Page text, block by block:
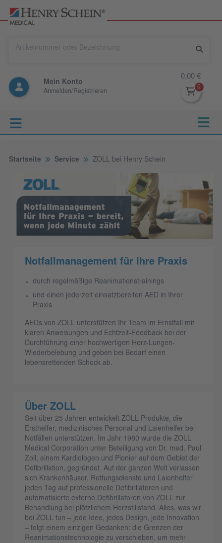
Mein Konto
Anmelden/Registrieren
0,00 €
Startseite Service ZOLL bei Henry Schein
Notfallmanagement für Ihre Praxis
durch regelmäßige Reanimationstrainings
und einen jederzeit einsatzbereiten AED in Ihrer
Praxis
AEDs von ZOLL unterstützen Ihr Team im Ernstfall mit
klaren Anweisungen und Echtzeit-Feedback bei der
Durchführung einer hochwertigen Herz-Lungen-
Wiederbelebung und geben bei Bedarf einen
lebensrettenden Schock ab.
Über ZOLL
Seit über 25 Jahren entwickelt ZOLL Produkte, die
Ersthelfer, medizinisches Personal und Laienhelfer bei
Notfällen unterstützen. Im Jahr 1980 wurde die ZOLL
Medical Corporation unter Beteiligung von Dr. med. Paul
Zoll, einem Kardiologen und Pionier auf dem Gebiet der
Defibrillation, gegründet. Auf der ganzen Welt verlassen
sich Krankenhäuser, Rettungsdienste und Laienhelfer
jeden Tag auf professionelle Defibrillatoren und
automatisierte externe Defibrillatoren von ZOLL zur
Behandlung bei plötzlichem Herzstillstand. Alles, was wir
bei ZOLL tun – jede Idee, jedes Design, jede Innovation
– folgt einem einzigen Gedanken: die Grenzen der
Reanimationstechnologie zu verschieben, um mehr